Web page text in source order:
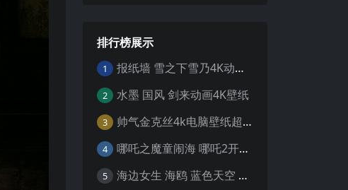
排行榜展示
1 报纸墙 雪之下雪乃4K动漫壁纸
2 水墨 国风 剑来动画4K壁纸
3 帅气金克丝4k电脑壁纸超清
4 哪吒之魔童闹海 哪吒2开场4K壁纸
5 海边女生 海鸥 蓝色天空 4K壁纸